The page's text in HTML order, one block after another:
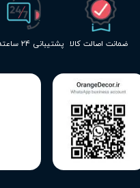
پشتیبانی ۲۴ ساعته ضمانت اصالت کالا